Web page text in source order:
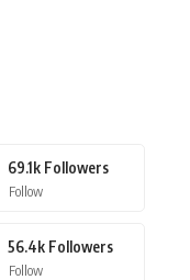
69.1k Followers
Follow
56.4k Followers
Follow